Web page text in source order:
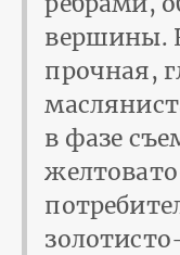
вершины.
прочная,
в фазе